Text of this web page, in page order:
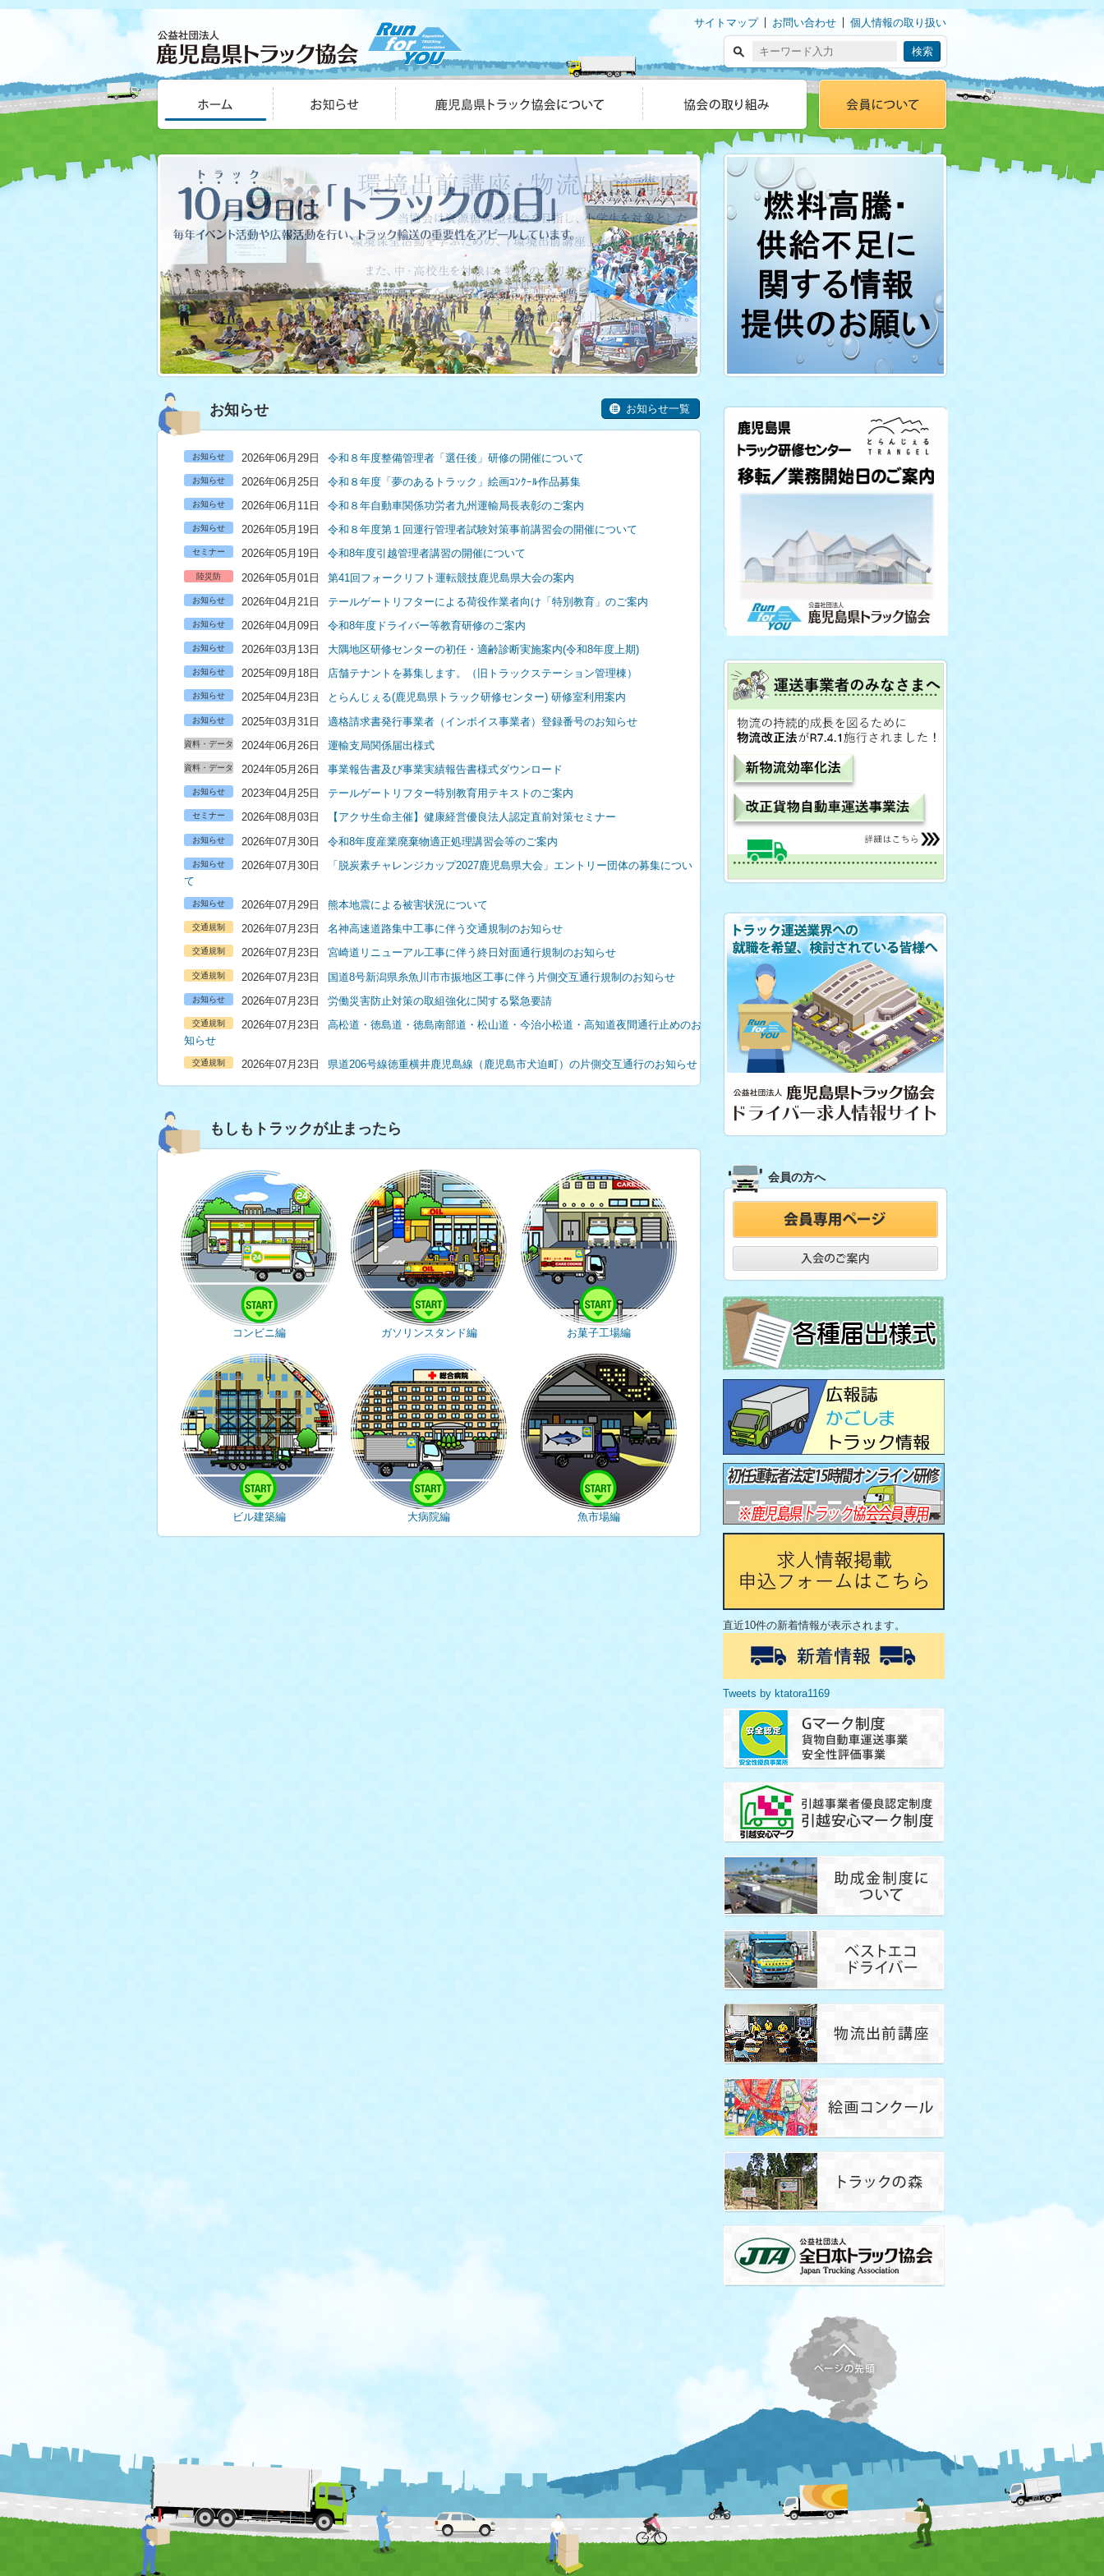
サイトマップ お問い合わせ 個人情報の取り扱い
HOME
会員の方へ
お知らせ
お知らせ 2026年06月29日 令和８年度整備管理者「選任後」研修の開催について
お知らせ 2026年06月25日 令和８年度「夢のあるトラック」絵画ｺﾝｸｰﾙ作品募集
お知らせ 2026年06月11日 令和８年自動車関係功労者九州運輸局長表彰のご案内
お知らせ 2026年05月19日 令和８年度第１回運行管理者試験対策事前講習会の開催について
セミナー 2026年05月19日 令和8年度引越管理者講習の開催について
陸災防 2026年05月01日 第41回フォークリフト運転競技鹿児島県大会の案内
お知らせ 2026年04月21日 テールゲートリフターによる荷役作業者向け「特別教育」のご案内
お知らせ 2026年04月09日 令和8年度ドライバー等教育研修のご案内
お知らせ 2026年03月13日 大隅地区研修センターの初任・適齢診断実施案内(令和8年度上期)
お知らせ 2025年09月18日 店舗テナントを募集します。（旧トラックステーション管理棟）
お知らせ 2025年04月23日 とらんじぇる(鹿児島県トラック研修センター) 研修室利用案内
お知らせ 2025年03月31日 適格請求書発行事業者（インボイス事業者）登録番号のお知らせ
資料・データ 2024年06月26日 運輸支局関係届出様式
資料・データ 2024年05月26日 事業報告書及び事業実績報告書様式ダウンロード
お知らせ 2023年04月25日 テールゲートリフター特別教育用テキストのご案内
セミナー 2026年08月03日 【アクサ生命主催】健康経営優良法人認定直前対策セミナー
お知らせ 2026年07月30日 令和8年度産業廃棄物適正処理講習会等のご案内
お知らせ 2026年07月30日
「脱炭素チャレンジカップ2027鹿児島県大会」エントリー団体の募集につい
て
お知らせ 2026年07月29日 熊本地震による被害状況について
交通規制 2026年07月23日 名神高速道路集中工事に伴う交通規制のお知らせ
交通規制 2026年07月23日 宮崎道リニューアル工事に伴う終日対面通行規制のお知らせ
交通規制 2026年07月23日 国道8号新潟県糸魚川市市振地区工事に伴う片側交互通行規制のお知らせ
お知らせ 2026年07月23日 労働災害防止対策の取組強化に関する緊急要請
交通規制 2026年07月23日
高松道・徳島道・徳島南部道・松山道・今治小松道・高知道夜間通行止めのお
知らせ
交通規制 2026年07月23日 県道206号線徳重横井鹿児島線（鹿児島市犬迫町）の片側交互通行のお知らせ
お知らせ一覧
もしもトラックが止まったら
コンビニ編 ガソリンスタンド編 お菓子工場編
ビル建築編 大病院編 魚市場編
会員の方へ
直近10件の新着情報が表示されます。
Tweets by ktatora1169